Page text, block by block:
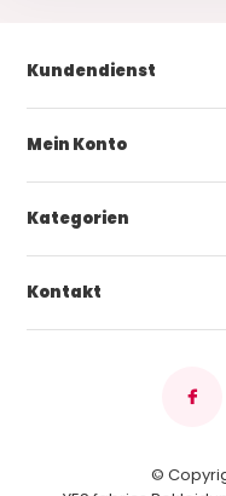
Kundendienst
Mein Konto
Kategorien
Kontakt
©